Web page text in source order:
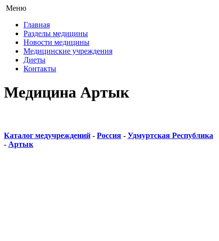
Меню
Главная
Разделы медицины
Новости медицины
Медицинские учреждения
Диеты
Контакты
Медицина Артык
Каталог медучреждений - Россия - Удмуртская Республика
- Артык